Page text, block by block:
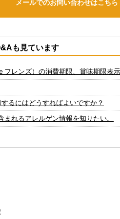
メールでのお問い合わせはこちら
も見ています
レンズ）の消費期限、賞味期限表
るにはどうすればよいですか？
れるアレルゲン情報を知りたい。